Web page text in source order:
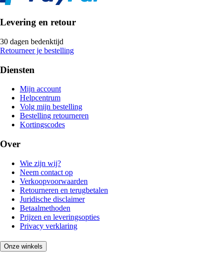
Levering en retour
30 dagen bedenktijd
Retourneer je bestelling
Diensten
Mijn account
Helpcentrum
Volg mijn bestelling
Bestelling retourneren
Kortingscodes
Over
Wie zijn wij?
Neem contact op
Verkoopvoorwaarden
Retourneren en terugbetalen
Juridische disclaimer
Betaalmethoden
Prijzen en leveringsopties
Privacy verklaring
Onze winkels